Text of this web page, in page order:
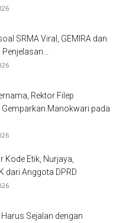
SRMA Viral, GEMIRA dan
Rektor Filep
Manokwari pada
Kode Etik, Nurjaya,
dari Anggota DPRD
Sejalan dengan